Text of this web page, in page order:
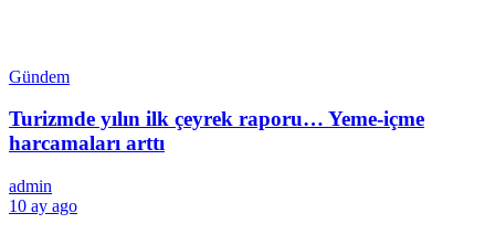
Gündem
Turizmde yılın ilk çeyrek raporu… Yeme-içme
harcamaları arttı
admin
10 ay ago